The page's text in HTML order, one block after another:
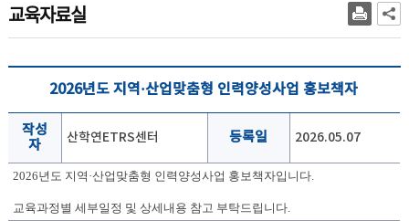
교육자료실
2026년도 지역·산업맞춤형 인력양성사업 홍보책자
작성
자
산학연ETRS센터 등록일 2026.05.07
2026년도 지역·산업맞춤형 인력양성사업 홍보책자입니다.
교육과정별 세부일정 및 상세내용 참고 부탁드립니다.